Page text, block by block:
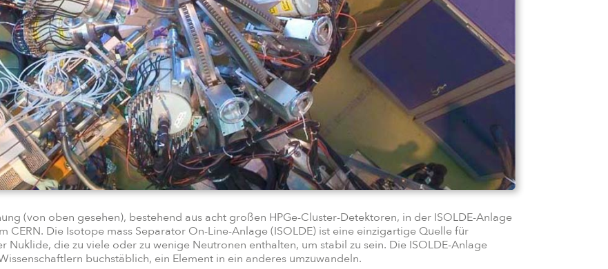
(von oben gesehen), bestehend aus acht großen HPGe-Cluster-Detektoren, in der ISOLDE-Anlage
CERN. Die Isotope mass Separator On-Line-Anlage (ISOLDE) ist eine einzigartige Quelle für
die zu viele oder zu wenige Neutronen enthalten, um stabil zu sein. Die ISOLDE-Anlage
buchstäblich, ein Element in ein anderes umzuwandeln.